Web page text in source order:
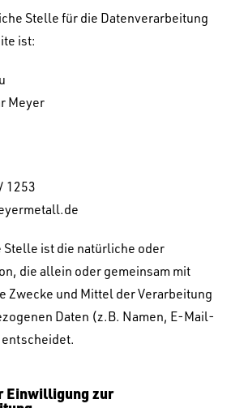
Stelle für die Datenverarbeitung
ist:
Meyer
1253
ist die natürliche oder
die allein oder gemeinsam mit
Zwecke und Mittel der Verarbeitung
Daten (z.B. Namen, E-Mail-
Einwilligung zur